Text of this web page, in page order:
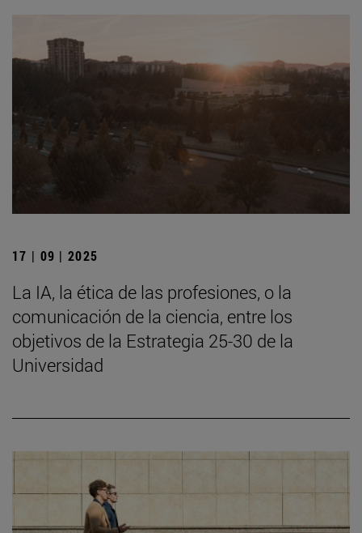
17 | 09 | 2025
La IA, la ética de las profesiones, o la
comunicación de la ciencia, entre los
objetivos de la Estrategia 25-30 de la
Universidad